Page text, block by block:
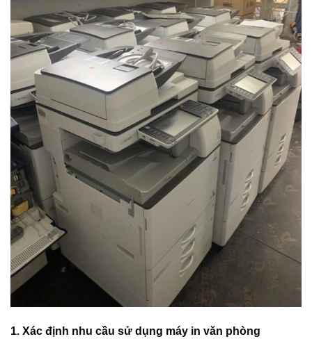
1. Xác định nhu cầu sử dụng máy in văn phòng